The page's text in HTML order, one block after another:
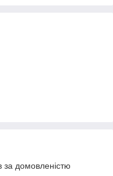
за домовленістю